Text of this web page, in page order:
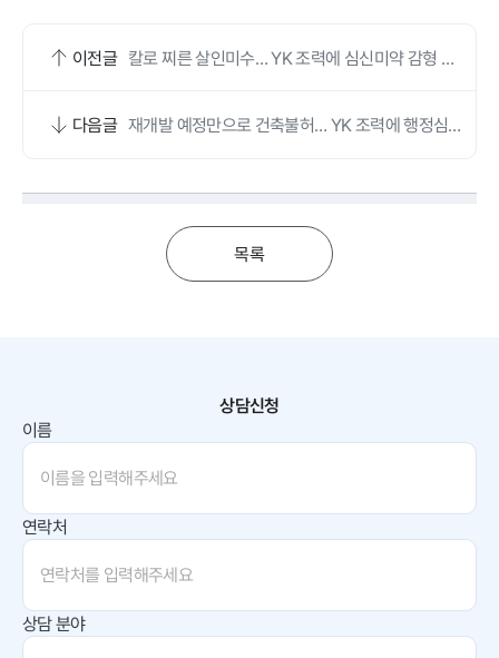
이전글 칼로 찌른 살인미수… YK 조력에 심신미약 감형 받
다음글 재개발 예정만으로 건축불허… YK 조력에 행정심판
목록
상담신청
이름
연락처
상담 분야